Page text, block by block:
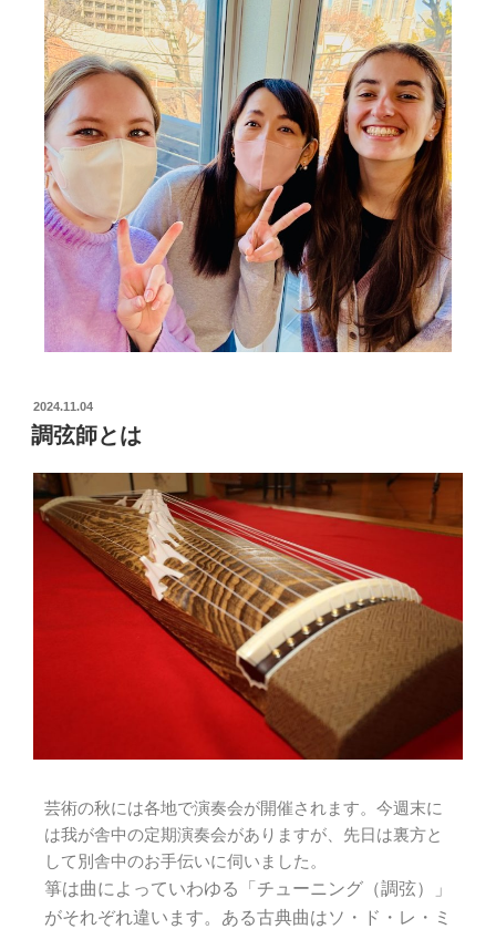
2024.11.04
調弦師とは
芸術の秋には各地で演奏会が開催されます。今週末に
は我が舎中の定期演奏会がありますが、先日は裏方と
して別舎中のお手伝いに伺いました。
箏は曲によっていわゆる「チューニング（調弦）」
がそれぞれ違います。ある古典曲はソ・ド・レ・ミ